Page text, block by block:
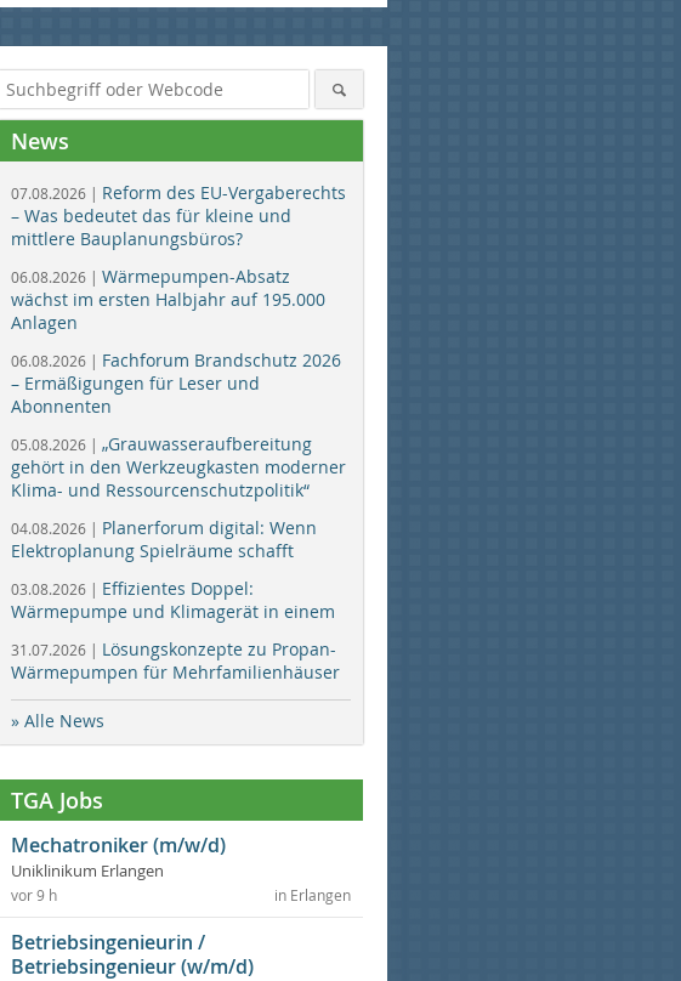
Storage
News
07.08.2026 | Reform des EU-Vergaberechts
– Was bedeutet das für kleine und
mittlere Bauplanungsbüros?
06.08.2026 | Wärmepumpen-Absatz
wächst im ersten Halbjahr auf 195.000
Anlagen
06.08.2026 | Fachforum Brandschutz 2026
– Ermäßigungen für Leser und
Abonnenten
05.08.2026 | „Grauwasseraufbereitung
gehört in den Werkzeugkasten moderner
Klima- und Ressourcenschutzpolitik“
04.08.2026 | Planerforum digital: Wenn
Elektroplanung Spielräume schafft
03.08.2026 | Effizientes Doppel:
Wärmepumpe und Klimagerät in einem
31.07.2026 | Lösungskonzepte zu Propan-
Wärmepumpen für Mehrfamilienhäuser
» Alle News
TGA Jobs
Mechatroniker (m/w/d)
Uniklinikum Erlangen
in Erlangen
vor 9 h
Betriebsingenieurin /
Betriebsingenieur (w/m/d)